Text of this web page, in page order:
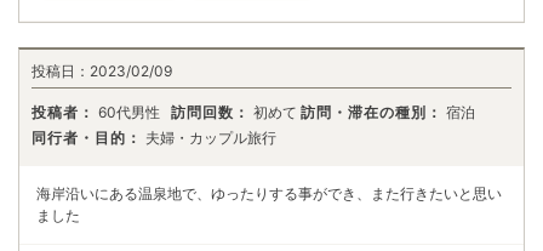
投稿日： 2023/02/09
投稿者： 60代男性 訪問回数： 初めて 訪問・滞在の種別： 宿泊
同行者・目的： 夫婦・カップル旅行
海岸沿いにある温泉地で、ゆったりする事ができ、また行きたいと思い
ました